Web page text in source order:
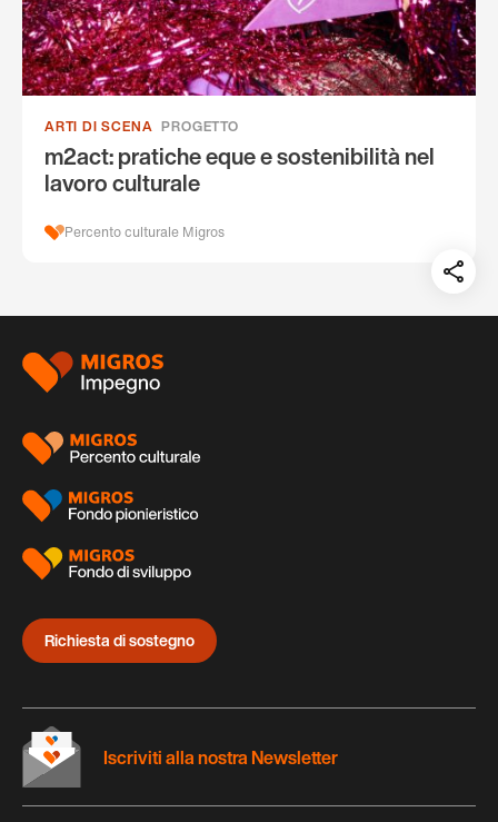
ARTI DI SCENA PROGETTO
m2act: pratiche eque e sostenibilità nel
lavoro culturale
Percento culturale Migros
auf:
Piè
pagina
Richiesta di sostegno
Iscriviti alla nostra Newsletter